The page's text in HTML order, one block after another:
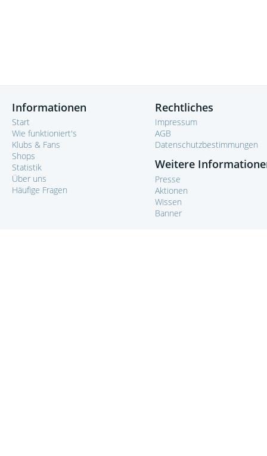
Informationen
Start
Wie funktioniert's
Klubs & Fans
Shops
Statistik
Über uns
Häufige Fragen
Rechtliches
Impressum
AGB
Datenschutzbestimmungen
Weitere
Presse
Aktionen
Wissen
Banner